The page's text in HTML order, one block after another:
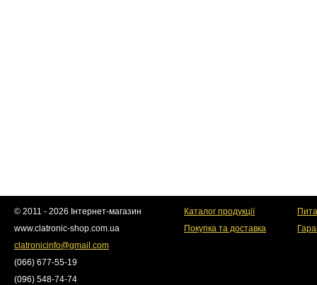
© 2011 - 2026 Інтернет-магазин
www.clatronic-shop.com.ua
clatronicinfo@gmail.com
(066) 677-55-19
(096) 548-74-74
Каталог продукції
Покупка та доставка